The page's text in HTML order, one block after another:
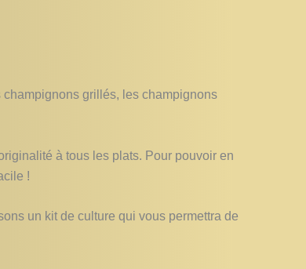
grillés, les champignons
à tous les plats. Pour pouvoir en
!
un kit de culture qui vous permettra de